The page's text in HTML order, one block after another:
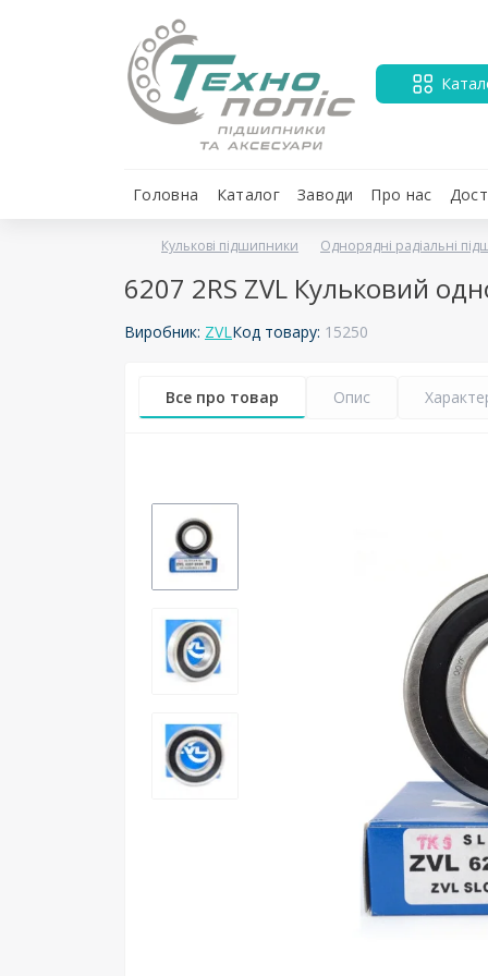
Головна Каталог Заводи Про нас
Кулькові підшипники Однорядні радіальні
6207 2RS ZVL Кульковий
Виробник: ZVLКод товару: 15250
Все про товар Опис